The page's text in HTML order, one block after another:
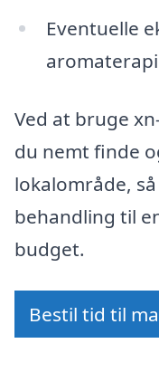
Eventuelle
Ved at bruge
du nemt finde
lokalområde,
behandling til
budget.
Bestil tid til